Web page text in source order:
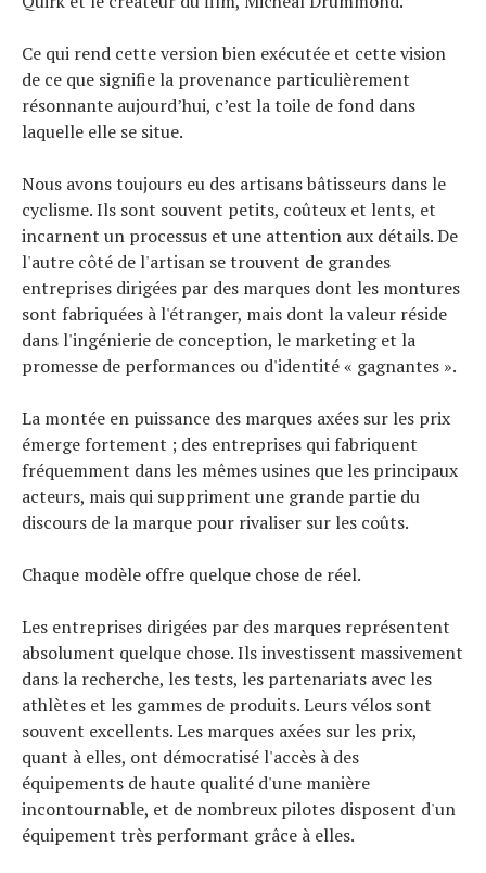
Ce qui rend cette version bien exécutée et cette vision
de ce que signifie la provenance particulièrement
résonnante aujourd’hui, c’est la toile de fond dans
laquelle elle se situe.
Nous avons toujours eu des artisans bâtisseurs dans le
cyclisme. Ils sont souvent petits, coûteux et lents, et
incarnent un processus et une attention aux détails. De
l'autre côté de l'artisan se trouvent de grandes
entreprises dirigées par des marques dont les montures
sont fabriquées à l'étranger, mais dont la valeur réside
dans l'ingénierie de conception, le marketing et la
promesse de performances ou d'identité « gagnantes ».
La montée en puissance des marques axées sur les prix
émerge fortement ; des entreprises qui fabriquent
fréquemment dans les mêmes usines que les principaux
acteurs, mais qui suppriment une grande partie du
discours de la marque pour rivaliser sur les coûts.
Chaque modèle offre quelque chose de réel.
Les entreprises dirigées par des marques représentent
absolument quelque chose. Ils investissent massivement
dans la recherche, les tests, les partenariats avec les
athlètes et les gammes de produits. Leurs vélos sont
souvent excellents. Les marques axées sur les prix,
quant à elles, ont démocratisé l'accès à des
équipements de haute qualité d'une manière
incontournable, et de nombreux pilotes disposent d'un
équipement très performant grâce à elles.